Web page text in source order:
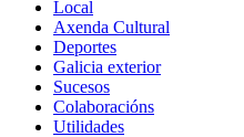
Local
Axenda Cultural
Deportes
Galicia exterior
Sucesos
Colaboracións
Utilidades